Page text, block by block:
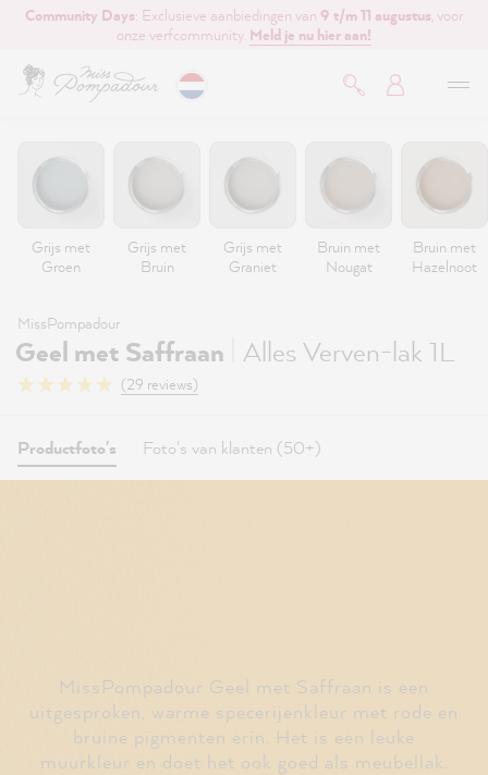
hoofdinhoud
Community Days: Exclusieve aanbiedingen van 9 t/m 11 augustus , voor
onze verfcommunity. Meld je nu hier aan!
Grijs met
Groen
Grijs met
Bruin
Grijs met
Graniet
Bruin met
Nougat
Bruin met
Hazelnoot
MissPompadour
Geel met Saffraan Alles Verven-lak 1L
(29 reviews)
Productfoto's Foto's van klanten (50+)
MissPompadour Geel met Saffraan is een
uitgesproken, warme specerijenkleur met rode en
bruine pigmenten erin. Het is een leuke
muurkleur en doet het ook goed als meubellak.